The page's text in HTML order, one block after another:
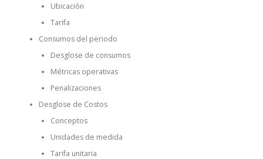
Ubicación
Tarifa
Consumos del periodo
Desglose de consumos
Métricas operativas
Penalizaciones
Desglose de Costos
Conceptos
Unidades de medida
Tarifa unitaria